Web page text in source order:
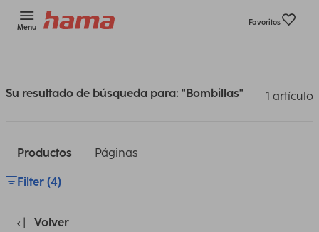
Menu
Favoritos
Su resultado de búsqueda para: "Bombillas" 1 artículo
Productos Páginas
Filter (4)
Volver